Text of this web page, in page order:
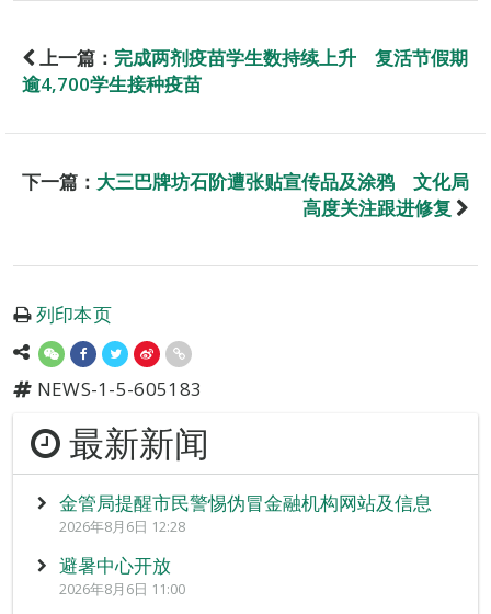
上一篇： 完成两剂疫苗学生数持续上升 复活节假期
逾4,700学生接种疫苗
下一篇： 大三巴牌坊石阶遭张贴宣传品及涂鸦 文化局
高度关注跟进修复
列印本页
NEWS-1-5-605183
最新新闻
金管局提醒市民警惕伪冒金融机构网站及信息
2026年8月6日 12:28
避暑中心开放
2026年8月6日 11:00